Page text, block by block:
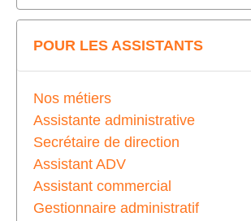
POUR LES ASSISTANTS
Nos métiers
Assistante administrative
Secrétaire de direction
Assistant ADV
Assistant commercial
Gestionnaire administratif